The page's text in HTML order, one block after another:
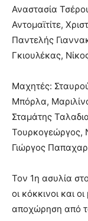
Αναστασία
Αντομαϊτίτε,
Παντελής
Γκιουλέκας,
Μαχητές:
Μπόρλα,
Σταμάτης
Τουρκογεώργος,
Γιώργος
Τον 1η ασυλία
οι κόκκινοι και
αποχώρηση από